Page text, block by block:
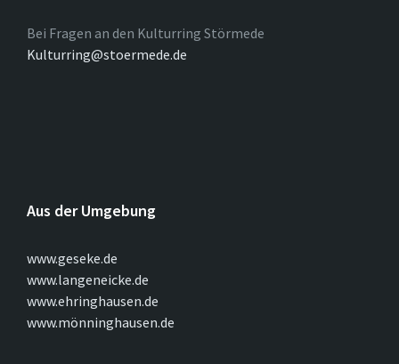
Bei Fragen an den Kulturring Störmede
Kulturring@stoermede.de
Aus der Umgebung
www.geseke.de
www.langeneicke.de
www.ehringhausen.de
www.mönninghausen.de